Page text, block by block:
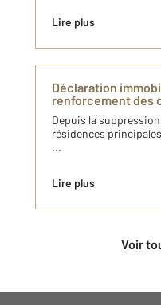
Lire plus
Déclaration
renforcement des
Depuis la
résidences
...
Lire plus
Voir